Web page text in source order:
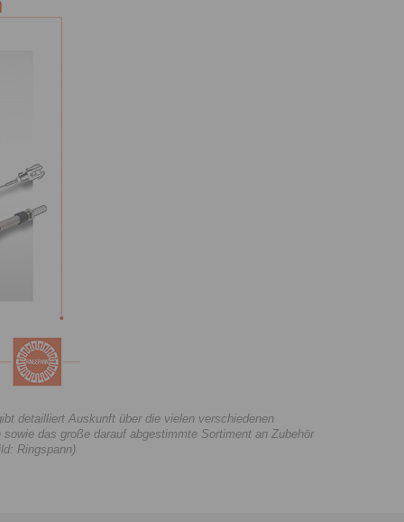
detailliert Auskunft über die vielen verschiedenen
das große darauf abgestimmte Sortiment an Zubehör
Ringspann)